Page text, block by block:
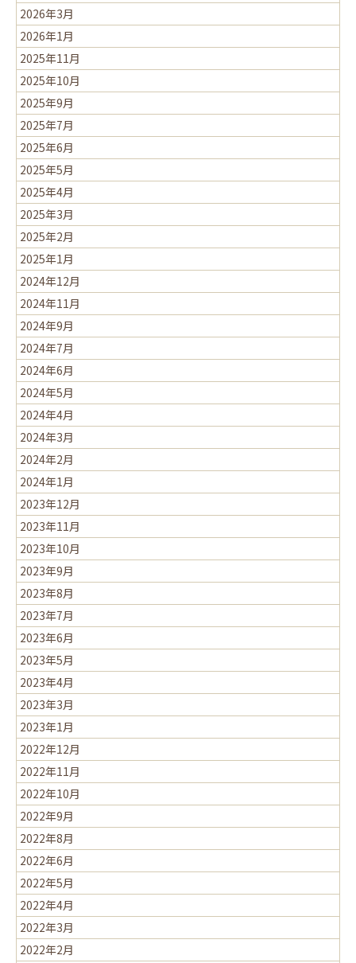
2026年3月
2026年1月
2025年11月
2025年10月
2025年9月
2025年7月
2025年6月
2025年5月
2025年4月
2025年3月
2025年2月
2025年1月
2024年12月
2024年11月
2024年9月
2024年7月
2024年6月
2024年5月
2024年4月
2024年3月
2024年2月
2024年1月
2023年12月
2023年11月
2023年10月
2023年9月
2023年8月
2023年7月
2023年6月
2023年5月
2023年4月
2023年3月
2023年1月
2022年12月
2022年11月
2022年10月
2022年9月
2022年8月
2022年6月
2022年5月
2022年4月
2022年3月
2022年2月